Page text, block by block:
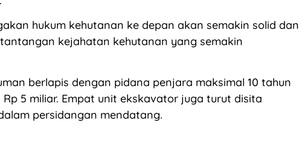
hukum kehutanan ke depan akan semakin solid dan
kejahatan kehutanan yang semakin
berlapis dengan pidana penjara maksimal 10 tahun
5 miliar. Empat unit ekskavator juga turut disita
persidangan mendatang.